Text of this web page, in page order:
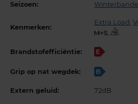
Seizoen:
Kenmerken:
Extra Load ,
,
Brandstofefficiëntie: E
Grip op nat wegdek: B
Extern geluid: 72dB